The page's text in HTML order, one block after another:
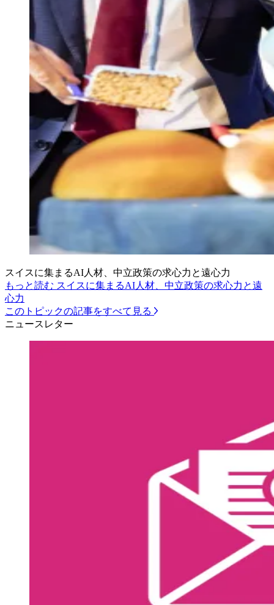
スイスに集まるAI人材、中立政策の求心力と遠心力
もっと読む スイスに集まるAI人材、中立政策の求心力と遠
心力
このトピックの記事をすべて見る
ニュースレター